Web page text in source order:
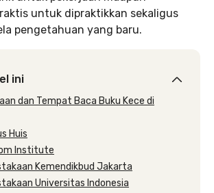
untuk dipraktikkan sekaligus
pengetahuan yang baru.
ini
dan Tempat Baca Buku Kece di
Huis
Institute
Kemendikbud Jakarta
Universitas Indonesia